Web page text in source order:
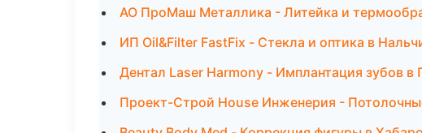
АО ПроМаш Металлика - Литейка и
ИП Oil&Filter FastFix - Стекла и оптика в
Дентал Laser Harmony - Имплантация зубов в
Проект-Строй House Инженерия -